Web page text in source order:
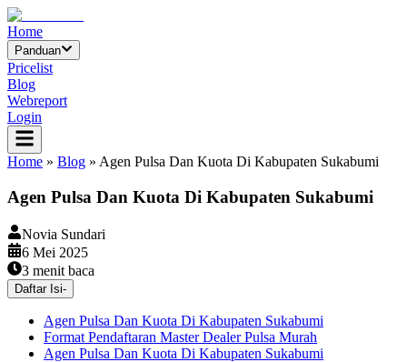
Home
Panduan
Pricelist
Blog
Webreport
Login
Home » Blog » Agen Pulsa Dan Kuota Di Kabupaten Sukabumi
Agen Pulsa Dan Kuota Di Kabupaten Sukabumi
Novia Sundari
6 Mei 2025
3 menit baca
Daftar Isi-
Agen Pulsa Dan Kuota Di Kabupaten Sukabumi
Format Pendaftaran Master Dealer Pulsa Murah
Agen Pulsa Dan Kuota Di Kabupaten Sukabumi